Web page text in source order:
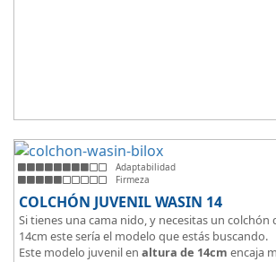
Adaptabilidad
Firmeza
COLCHÓN JUVENIL WASIN 14
Si tienes una cama nido, y necesitas un colchón
14cm este sería el modelo que estás buscando.
Este modelo juvenil en altura de 14cm encaja